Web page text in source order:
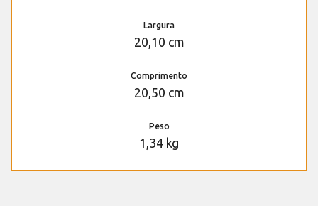
Largura
20,10 cm
Comprimento
20,50 cm
Peso
1,34 kg